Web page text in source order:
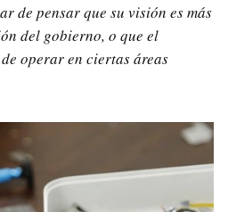
de pensar que su visión es más
del gobierno, o que el
operar en ciertas áreas